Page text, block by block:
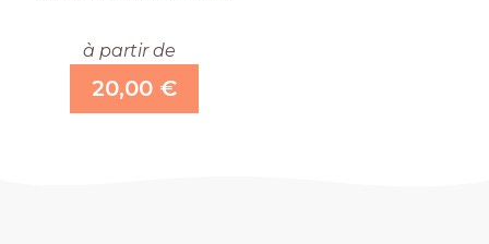
à partir de
20,00 €